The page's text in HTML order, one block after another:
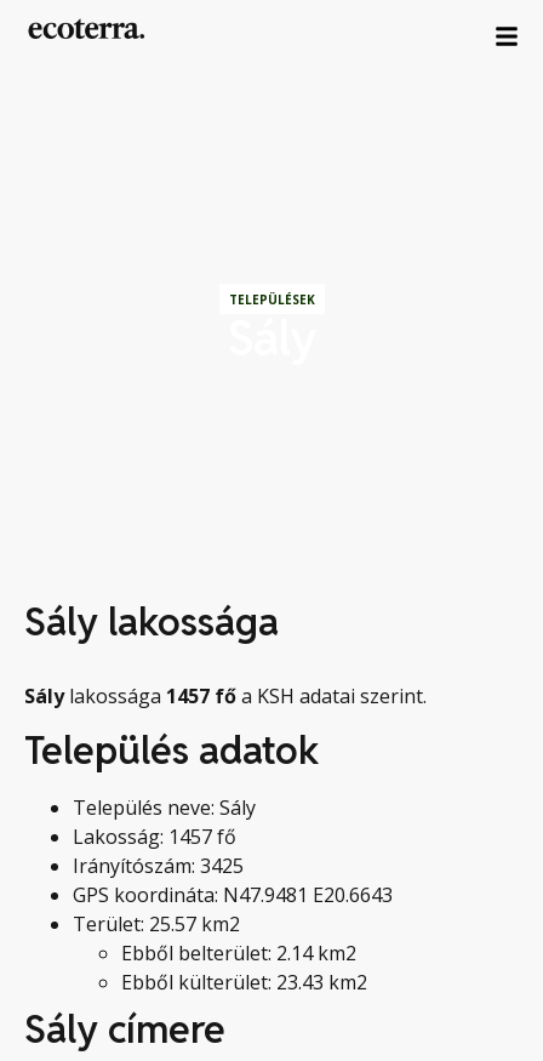
TELEPÜLÉSEK
Sály lakossága
Sálylakossága 1457 főa KSH adatai szerint.
Település adatok
Település neve: Sály
Lakosság: 1457 fő
Irányítószám: 3425
GPS koordináta: N47.9481 E20.6643
Terület: 25.57 km2
Ebből belterület: 2.14 km2
Ebből külterület: 23.43 km2
Sály címere